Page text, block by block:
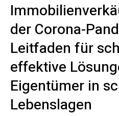
der Corona-
Leitfaden für
effektive
Eigentümer in
Lebenslagen